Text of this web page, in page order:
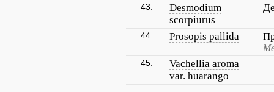
43.
Desmodium
scorpiurus
44. Prosopis pallida
45.
Vachellia aroma
var. huarango